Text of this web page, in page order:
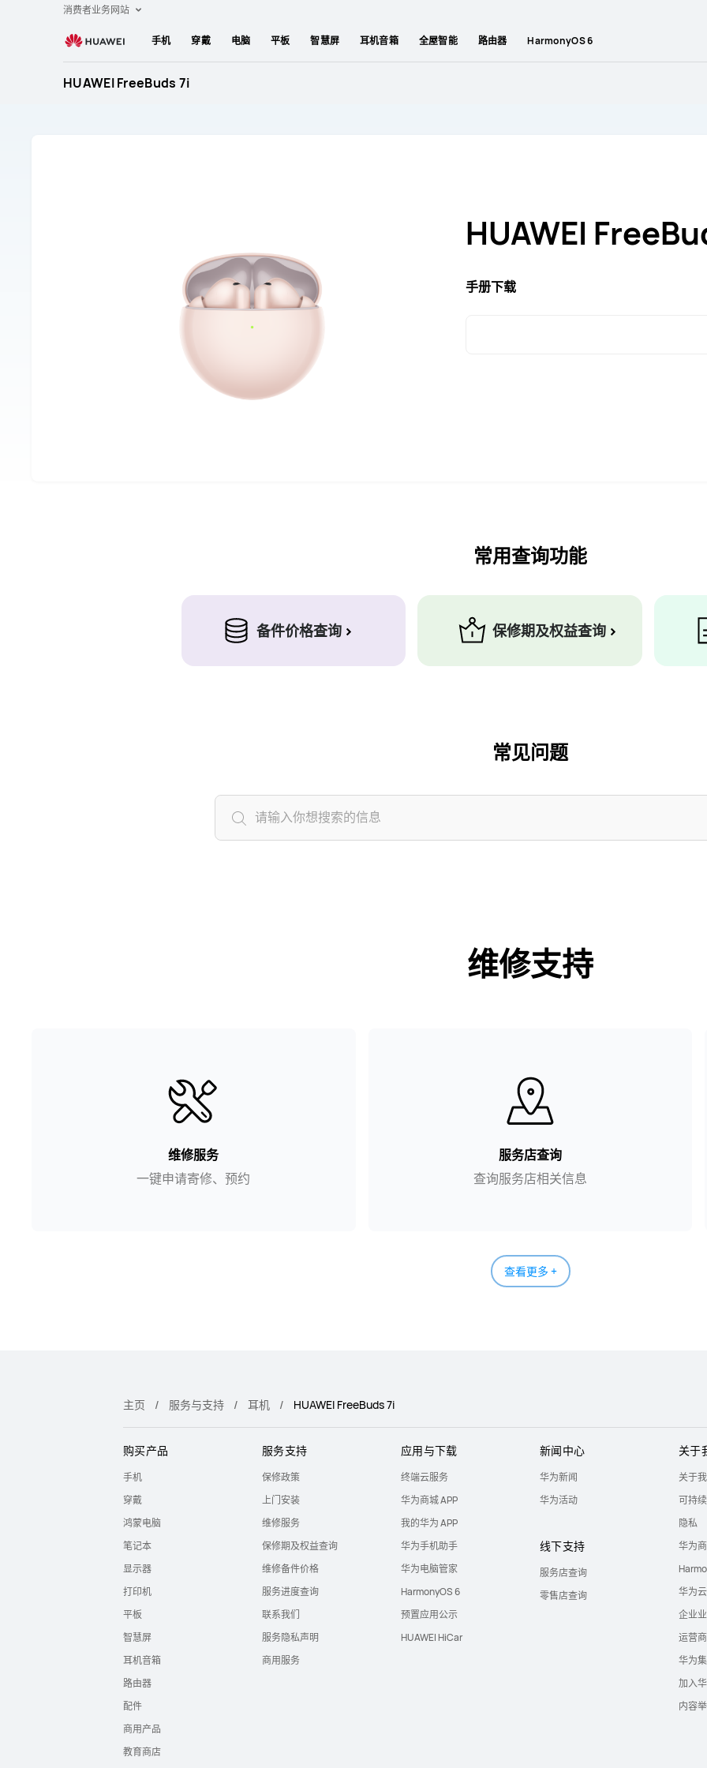
消费者业务网站
手机 穿戴 电脑 平板 智慧屏 耳机音箱 全屋智能 路由器 HarmonyOS 6
HUAWEI FreeBuds 7i
HUAWEI
手册下载
常用查询功能
备件价格查询 保修期及权益查询
常见问题
维修支持
维修服务
一键申请寄修、预约
服务店查询
查询服务店相关信息
查看更多 +
主页 服务与支持 耳机 HUAWEI FreeBuds 7i
购买产品
手机
穿戴
鸿蒙电脑
笔记本
显示器
打印机
平板
智慧屏
耳机音箱
路由器
配件
商用产品
教育商店
服务支持
保修政策
上门安装
维修服务
保修期及权益查询
维修备件价格
服务进度查询
联系我们
服务隐私声明
商用服务
应用与下载
终端云服务
华为商城 APP
我的华为 APP
华为手机助手
华为电脑管家
HarmonyOS 6
预置应用公示
HUAWEI HiCar
新闻中心
华为新闻
华为活动
线下支持
服务店查询
零售店查询
关于
关于
可持
隐私
华为
华为云
企业
运营
华为
加入
内容